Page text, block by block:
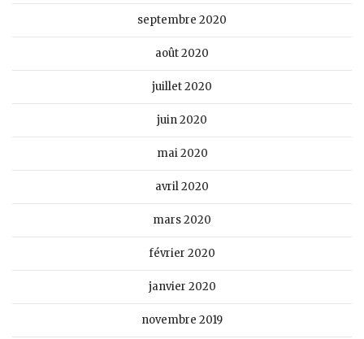
septembre 2020
août 2020
juillet 2020
juin 2020
mai 2020
avril 2020
mars 2020
février 2020
janvier 2020
novembre 2019